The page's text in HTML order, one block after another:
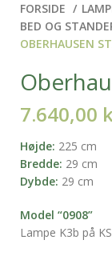
FORSIDE
BED OG
OBERHAUSEN
7.640,00
Højde: 225 cm
Bredde: 29 cm
Dybde: 29 cm
Model “0908”
Lampe K3b på